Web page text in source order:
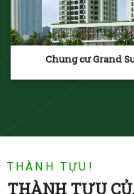
Chung cư Grand
THÀNH TỰU!
THÀNH TỰU